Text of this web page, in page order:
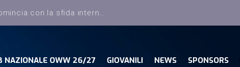
Dany Basket, torna Sciatti ed entra nello staff tecnico della Prima Squadra
NAZIONALE OWW 26/27 GIOVANILI NEWS SPONSORS